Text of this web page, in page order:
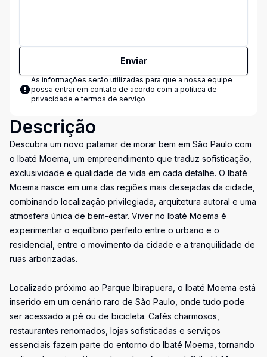
Enviar
As informações serão utilizadas para que a nossa equipe
possa entrar em contato de acordo com a política de
privacidade e termos de serviço
Descrição
Descubra um novo patamar de morar bem em São Paulo com
o Ibaté Moema, um empreendimento que traduz sofisticação,
exclusividade e qualidade de vida em cada detalhe. O Ibaté
Moema nasce em uma das regiões mais desejadas da cidade,
combinando localização privilegiada, arquitetura autoral e uma
atmosfera única de bem-estar. Viver no Ibaté Moema é
experimentar o equilíbrio perfeito entre o urbano e o
residencial, entre o movimento da cidade e a tranquilidade de
ruas arborizadas.
Localizado próximo ao Parque Ibirapuera, o Ibaté Moema está
inserido em um cenário raro de São Paulo, onde tudo pode
ser acessado a pé ou de bicicleta. Cafés charmosos,
restaurantes renomados, lojas sofisticadas e serviços
essenciais fazem parte do entorno do Ibaté Moema, tornando